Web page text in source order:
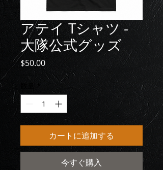
アテイ Tシャツ -
大隊公式グッズ
$50.00価
格
数量
カートに追加する
今すぐ購入